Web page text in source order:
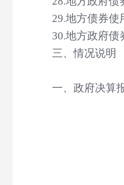
29.地方债券使
30.地方政府债
三、情况说明
一、政府决算